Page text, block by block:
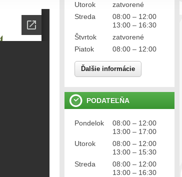
Utorok
zatvorené
Streda
08:00 – 12:00
13:00 – 16:30
Štvrtok
zatvorené
Piatok
08:00 – 12:00
Ďalšie informácie
PODATEĽŇA
Pondelok
08:00 – 12:00
13:00 – 17:00
Utorok
08:00 – 12:00
13:00 – 15:30
Streda
08:00 – 12:00
13:00 – 16:30